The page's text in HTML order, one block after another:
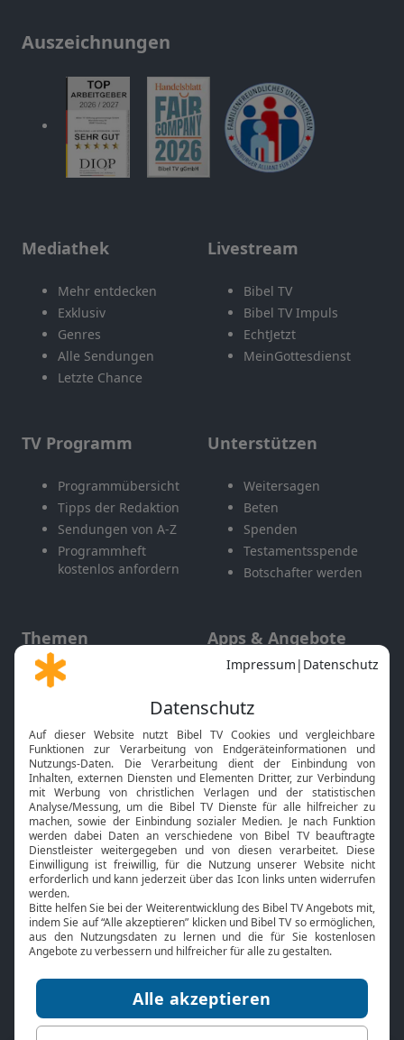
Auszeichnungen
Mediathek
Mehr entdecken
Exklusiv
Genres
Alle Sendungen
Letzte Chance
Livestream
Bibel TV
Bibel TV Impuls
EchtJetzt
MeinGottesdienst
TV Programm
Programmübersicht
Tipps der Redaktion
Sendungen von A-Z
Programmheft
kostenlos anfordern
Unterstützen
Weitersagen
Beten
Spenden
Testamentsspende
Botschafter werden
Themen
Gott und Bibel erklärt
Neuigkeiten
Apps & Angebote
Mobile App
Smart TV
HbbTV
Bibelthek Online-Bibel
Nächster Gottesdienst
Bibel TV
Über uns
Jobs
Mediadaten
Service
Kontakt
TV-Empfang